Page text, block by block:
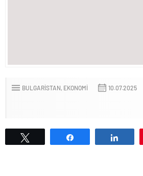
BULGARİSTAN EKONOMİ 10.07.2025